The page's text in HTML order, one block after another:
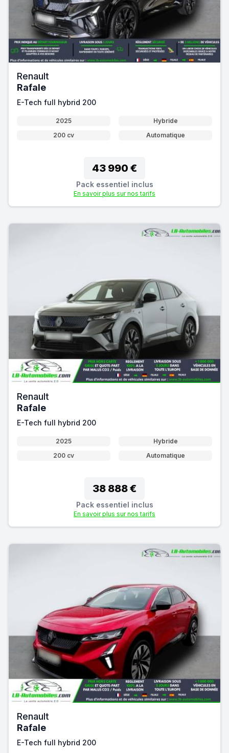
Renault
Rafale
E-Tech full hybrid 200
2025
Hybride
200 cv
Automatique
43 990 €
Pack essentiel inclus
En savoir plus sur nos tarifs
Renault
Rafale
E-Tech full hybrid 200
2025
Hybride
200 cv
Automatique
38 888 €
Pack essentiel inclus
En savoir plus sur nos tarifs
Renault
Rafale
E-Tech full hybrid 200